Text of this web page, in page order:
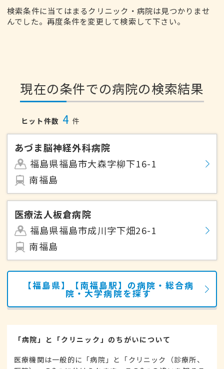
検索条件に当てはまるクリニック・病院は見つかりませ
んでした。再度条件を変更して検索して下さい。
現在の条件での病院の検索結果
ヒット件数 4 件
あづま脳神経外科病院
福島県福島市大森字柳下16-1
南福島
医療法人板倉病院
福島県福島市成川字下畑26-1
南福島
【福島県】【南福島駅】の病院・総合病
院・大学病院を探す
「病院」と「クリニック」のちがいについて
医療機関は一般的に「病院」と「クリニック（診療所、